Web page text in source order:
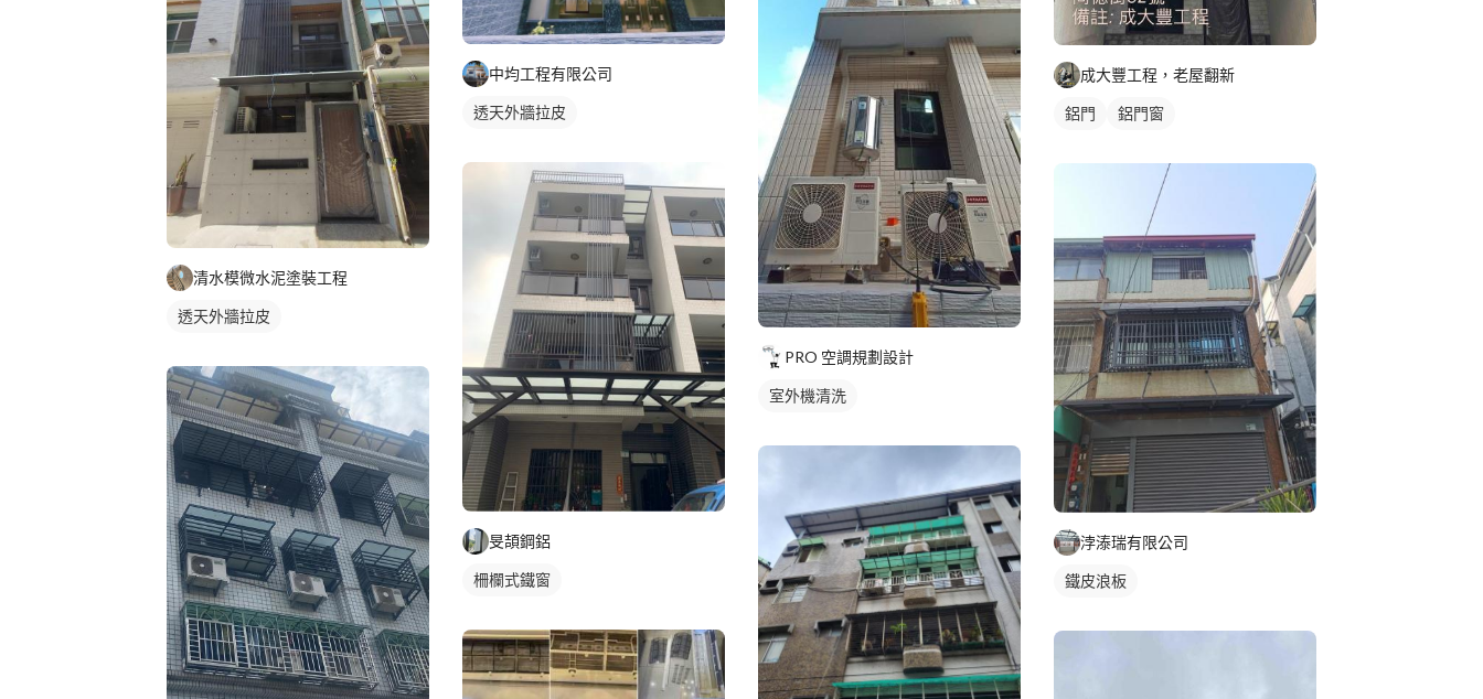
清水模微水泥塗裝工程
透天外牆拉皮
中均工程有限公司
透天外牆拉皮
旻頡鋼鋁
柵欄式鐵窗
PRO 空調規劃設計
室外機清洗
成大豐工程，老屋翻新
鋁門 鋁門窗
浡溙瑞有限公司
鐵皮浪板